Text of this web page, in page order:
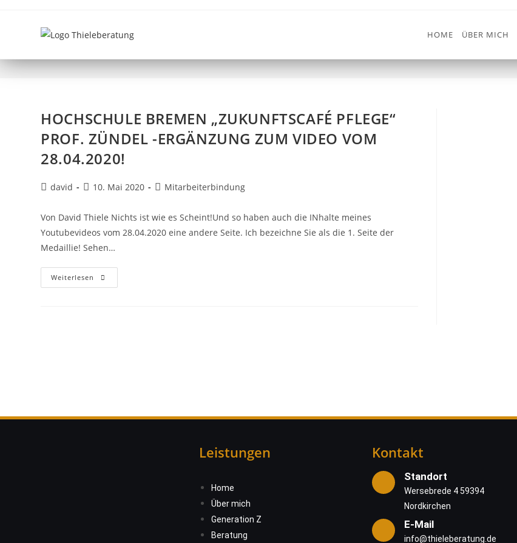
HOME ÜBER MICH
ZUKUNFTSCAFÉ
HOCHSCHULE BREMEN „ZUKUNFTSCAFÉ PFLEGE“
PROF. ZÜNDEL -ERGÄNZUNG ZUM VIDEO VOM
28.04.2020!
david 10. Mai 2020 Mitarbeiterbindung
Von David Thiele Nichts ist wie es Scheint!Und so haben auch die INhalte meines
Youtubevideos vom 28.04.2020 eine andere Seite. Ich bezeichne Sie als die 1. Seite der
Medaillie! Sehen…
Weiterlesen
Leistungen
Home
Über mich
Generation Z
Beratung
Kontakt
Standort
Wersebrede 4 59394
Nordkirchen
E-Mail
info@thieleberatung.de